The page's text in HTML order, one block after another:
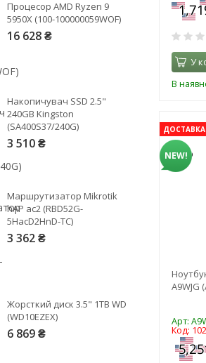
У
В
ДОСТАВКА
NEW!
A9WJG
Арт:
Код:
974
90
21
Процесор AMD Ryzen 9
5950X (100-100000059WOF)
16 628 ₴
Накопичувач SSD 2.5"
240GB Kingston
(SA400S37/240G)
3 510 ₴
Маршрутизатор Mikrotik
hAP ac2 (RBD52G-
5HacD2HnD-TC)
3 362 ₴
Жорсткий диск 3.5" 1TB WD
(WD10EZEX)
6 869 ₴